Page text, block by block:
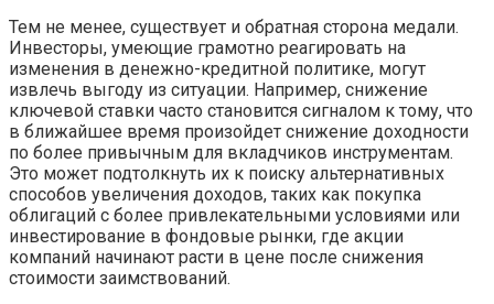
Тем не менее, существует и обратная сторона медали.
Инвесторы, умеющие грамотно реагировать на
изменения в денежно-кредитной политике, могут
извлечь выгоду из ситуации. Например, снижение
ключевой ставки часто становится сигналом к тому, что
в ближайшее время произойдет снижение доходности
по более привычным для вкладчиков инструментам.
Это может подтолкнуть их к поиску альтернативных
способов увеличения доходов, таких как покупка
облигаций с более привлекательными условиями или
инвестирование в фондовые рынки, где акции
компаний начинают расти в цене после снижения
стоимости заимствований.